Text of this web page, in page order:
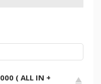
( ALL IN +